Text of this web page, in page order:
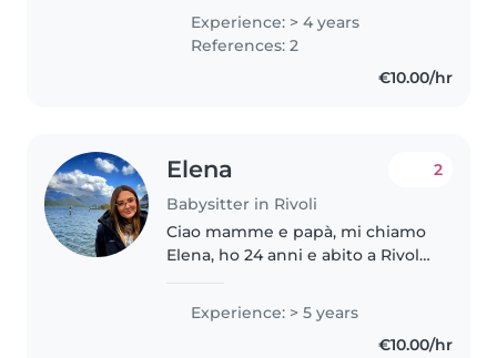
papà! Sono Eleonora e sono una
professionista nella cura dei più
piccoli. Il mio lavoro è..
Experience: > 4 years
References: 2
€10.00/hr
Elena
Babysitter in Rivoli
2
Ciao mamme e papà, mi chiamo
Elena, ho 24 anni e abito a Rivoli
certificata. -Ho esperienza
lavorativa continuativa come
Experience: > 5 years
€10.00/hr